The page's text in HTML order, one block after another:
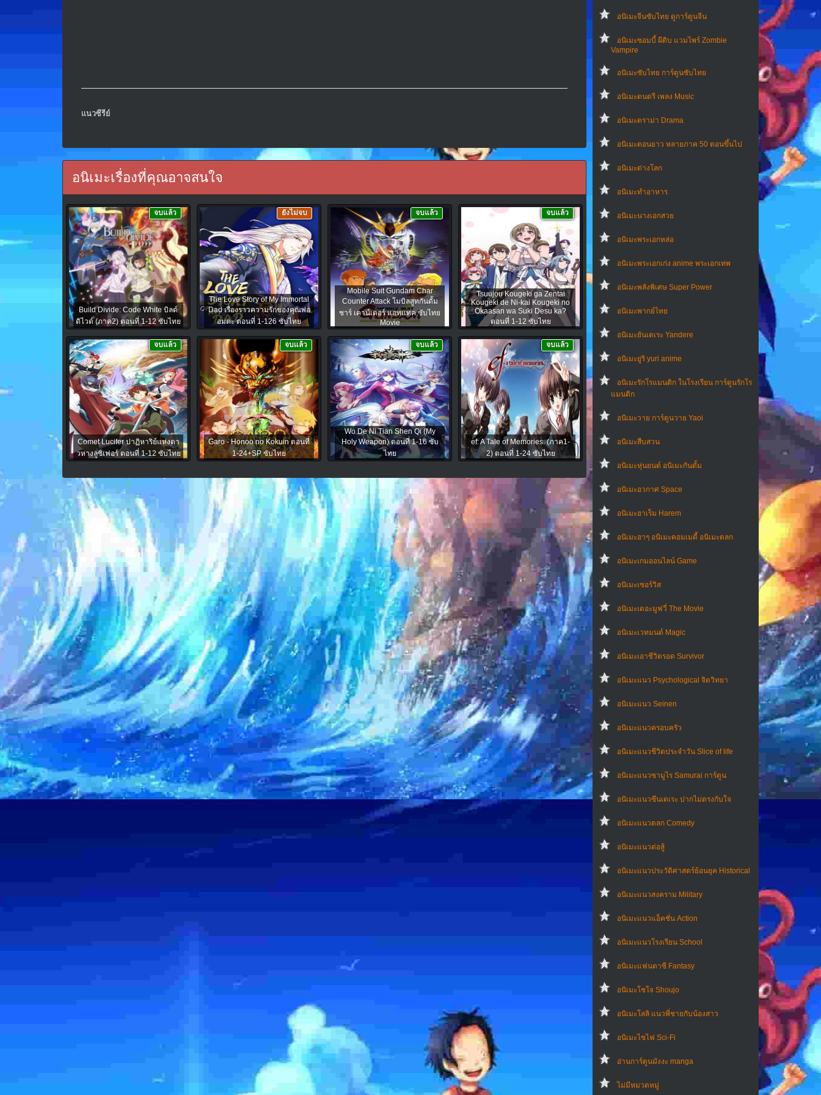
อนิเมะจีนซับไทย ดูการ์ตูนจีน
อนิเมะซอมบี้ ผีดิบ แวมไพร์ Zombie
Vampire
อนิเมะซับไทย การ์ตูนซับไทย
อนิเมะดนตรี เพลง Music
อนิเมะดราม่า Drama
อนิเมะตอนยาว หลายภาค 50 ตอนขึ้นไป
อนิเมะต่างโลก
อนิเมะทําอาหาร
อนิเมะนางเอกสวย
อนิเมะพระเอกหล่อ
อนิเมะพระเอกเก่ง anime พระเอกเทพ
อนิเมะพลังพิเศษ Super Power
อนิเมะพากย์ไทย
อนิเมะยันเดเระ Yandere
อนิเมะยูริ yuri anime
อนิเมะรักโรแมนติก ในโรงเรียน การ์ตูนรักโร
แมนติก
อนิเมะวาย การ์ตูนวาย Yaoi
อนิเมะสืบสวน
อนิเมะหุ่นยนต์ อนิเมะกันดั้ม
อนิเมะอวกาศ Space
อนิเมะฮาเร็ม Harem
อนิเมะฮาๆ อนิเมะคอมเมดี้ อนิเมะตลก
อนิเมะเกมออนไลน์ Game
อนิเมะเซอร์วิส
อนิเมะเดอะมูฟวี่ The Movie
อนิเมะเวทมนต์ Magic
อนิเมะเอาชีวิตรอด Survivor
อนิเมะแนว Psychological จิตวิทยา
อนิเมะแนว Seinen
อนิเมะแนวครอบครัว
อนิเมะแนวชีวิตประจําวัน Slice of life
อนิเมะแนวซามูไร Samurai การ์ตูน
อนิเมะแนวซึนเดเระ ปากไม่ตรงกับใจ
อนิเมะแนวตลก Comedy
อนิเมะแนวต่อสู้
อนิเมะแนวประวัติศาสตร์ย้อนยุค Historical
อนิเมะแนวสงคราม Military
อนิเมะแนวแอ็คชั่น Action
อนิเมะแนวโรงเรียน School
อนิเมะแฟนตาซี Fantasy
อนิเมะโชโจ Shoujo
อนิเมะโลลิ แนวพี่ชายกับน้องสาว
อนิเมะไซไฟ Sci-Fi
อ่านการ์ตูนมังงะ manga
ไม่มีหมวดหมู่
แนวซีรีย์
อนิเมะเรื่องที่คุณอาจสนใจ
Build Divide: Code White บิลด์
ดิไวด์ (ภาค2) ตอนที่ 1-12 ซับไทย
จบแล้ว
The Love Story of My Immortal
Dad เรื่องราวความรักของคุณพ่อ
อมตะ ตอนที่ 1-126 ซับไทย
ยังไม่จบ
Mobile Suit Gundam Char
Counter Attack โมบิลสูทกันดั้ม
ชาร์ เคาน์เตอร์ แอทแทค ซับไทย
Movie
จบแล้ว
Tsuujou Kougeki ga Zentai
Kougeki de Ni-kai Kougeki no
Okaasan wa Suki Desu ka?
ตอนที่ 1-12 ซับไทย
จบแล้ว
Comet Lucifer ปาฏิหาริย์แห่งดา
วหางลูซิเฟอร์ ตอนที่ 1-12 ซับไทย
จบแล้ว
Garo - Honoo no Kokuin ตอนที่
1-24+SP ซับไทย
จบแล้ว
Wo De Ni Tian Shen Qi (My
Holy Weapon) ตอนที่ 1-16 ซับ
ไทย
จบแล้ว
ef: A Tale of Memories. (ภาค1-
2) ตอนที่ 1-24 ซับไทย
จบแล้ว